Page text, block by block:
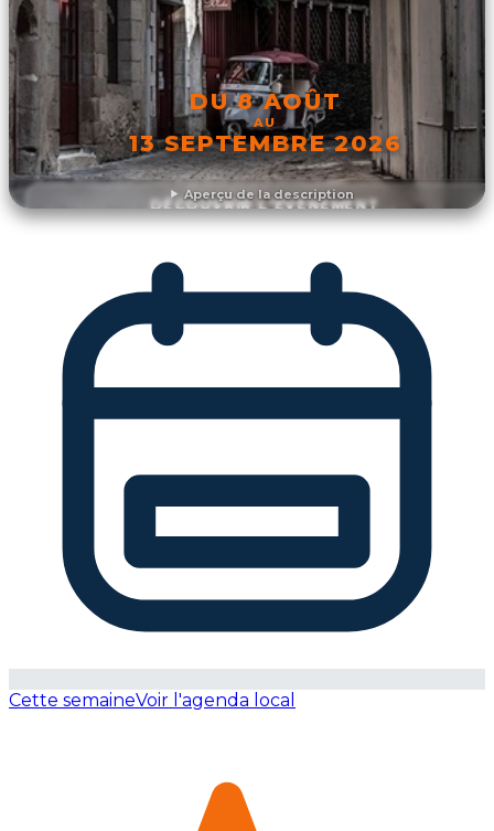
Aperçu de la description
DU 8 AOÛT
AU
13 SEPTEMBRE 2026
DÉCOUVRIR L'ÉVÉNEMENT
Cette semaineVoir l'agenda local